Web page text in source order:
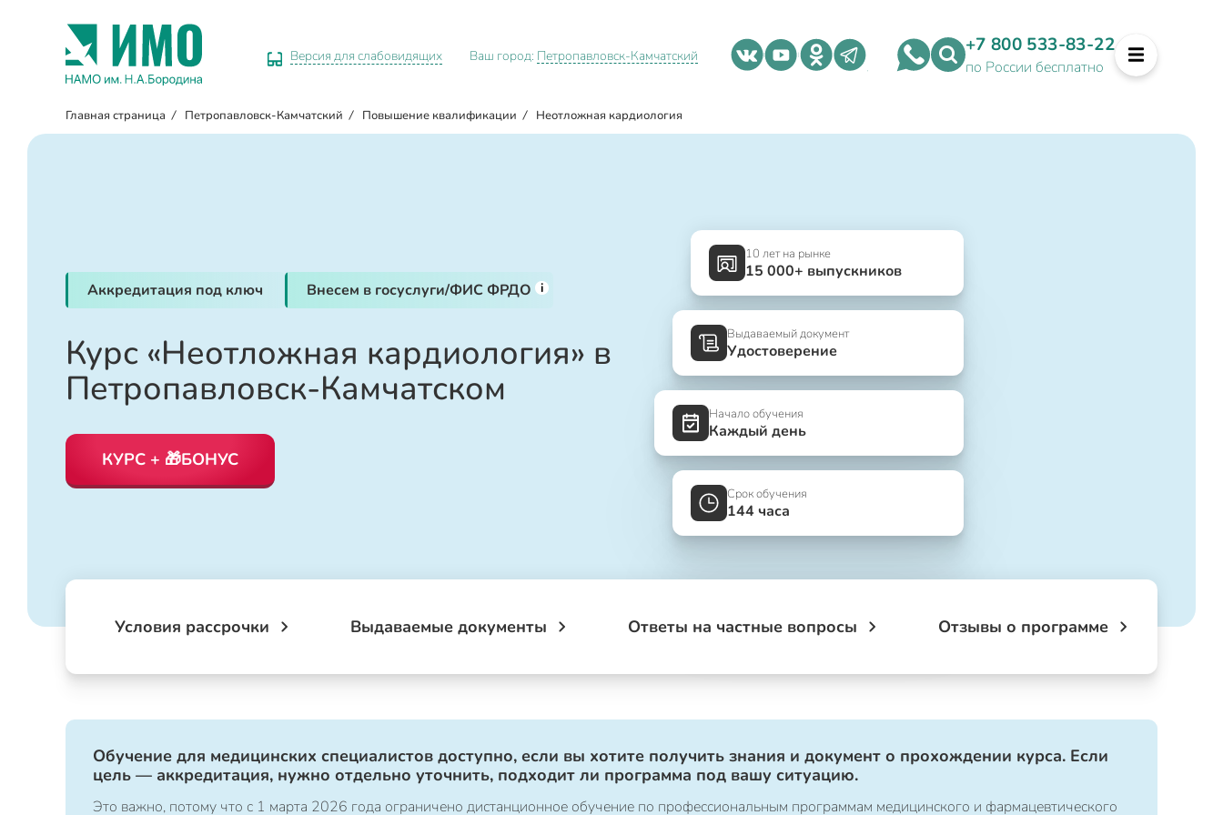
Версия для слабовидящих Ваш город: Петропавловск-Камчатский +7 800 533-83-22
по России бесплатно
Главная страница / Петропавловск-Камчатский / Повышение квалификации / Неотложная кардиология
Аккредитация под ключ Внесем в госуслуги/ФИС ФРДО i
Курс «Неотложная кардиология» в
Петропавловск-Камчатском
КУРС + 🎁БОНУС
10 лет на рынке
15 000+ выпускников
Выдаваемый документ
Удостоверение
Начало обучения
Каждый день
Срок обучения
144 часа
Условия рассрочки Выдаваемые документы Ответы на частные вопросы Отзывы о программе
Обучение для медицинских специалистов доступно, если вы хотите получить знания и документ о прохождении курса. Если
цель — аккредитация, нужно отдельно уточнить, подходит ли программа под вашу ситуацию.
Это важно, потому что с 1 марта 2026 года ограничено дистанционное обучение по профессиональным программам медицинского и фармацевтического